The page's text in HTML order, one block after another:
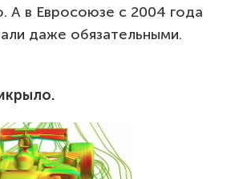
А в Евросоюзе с 2004 года
даже обязательными.